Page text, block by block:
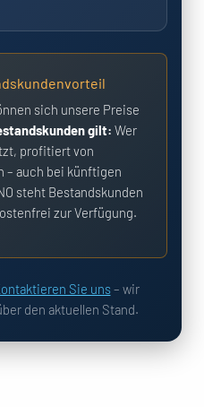
sich unsere Preise
gilt: Wer
profitiert von
– auch bei künftigen
steht Bestandskunden
zur Verfügung.
Sie uns– wir
den aktuellen Stand.